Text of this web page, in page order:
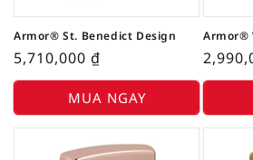
Armor® St. Benedict Design
5,710,000 ₫
MUA NGAY
Armor®